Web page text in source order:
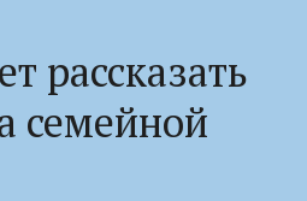
рассказать
семейной